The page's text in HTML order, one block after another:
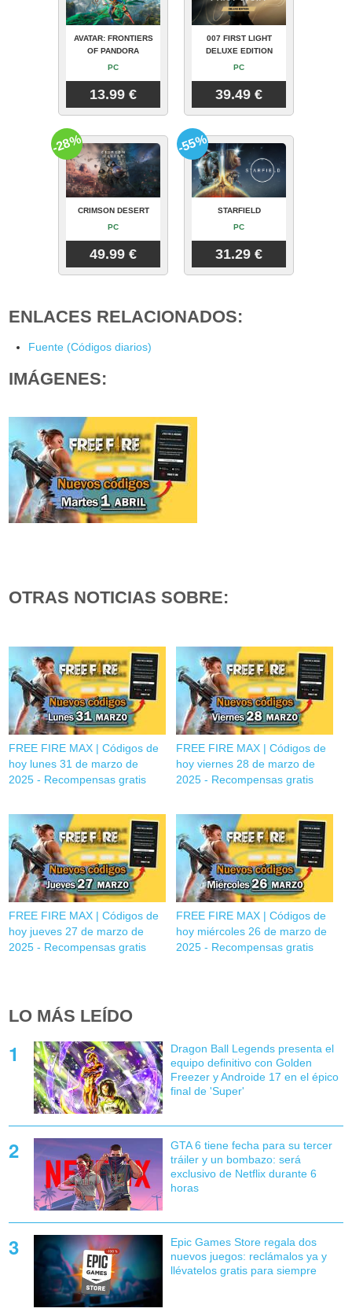
AVATAR: FRONTIERS
OF PANDORA
PC
13.99 €
007 FIRST LIGHT
DELUXE EDITION
PC
39.49 €
CRIMSON DESERT
PC
49.99 €
-28%
STARFIELD
PC
31.29 €
-55%
ENLACES RELACIONADOS:
Fuente (Códigos diarios)
IMÁGENES:
OTRAS NOTICIAS SOBRE:
FREE FIRE MAX | Códigos de
hoy lunes 31 de marzo de
2025 - Recompensas gratis
FREE FIRE MAX | Códigos de
hoy viernes 28 de marzo de
2025 - Recompensas gratis
FREE FIRE MAX | Códigos de
hoy jueves 27 de marzo de
2025 - Recompensas gratis
FREE FIRE MAX | Códigos de
hoy miércoles 26 de marzo de
2025 - Recompensas gratis
LO MÁS LEÍDO
Dragon Ball Legends presenta el
equipo definitivo con Golden
Freezer y Androide 17 en el épico
final de 'Super'
GTA 6 tiene fecha para su tercer
tráiler y un bombazo: será
exclusivo de Netflix durante 6
horas
Epic Games Store regala dos
nuevos juegos: reclámalos ya y
llévatelos gratis para siempre